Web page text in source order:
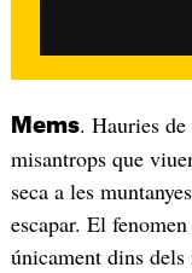
Mems. Hauries de
misantrops que
seca a les
escapar. El
únicament dins